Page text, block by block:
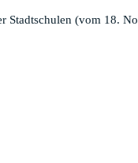
Stadtschulen (vom 18.